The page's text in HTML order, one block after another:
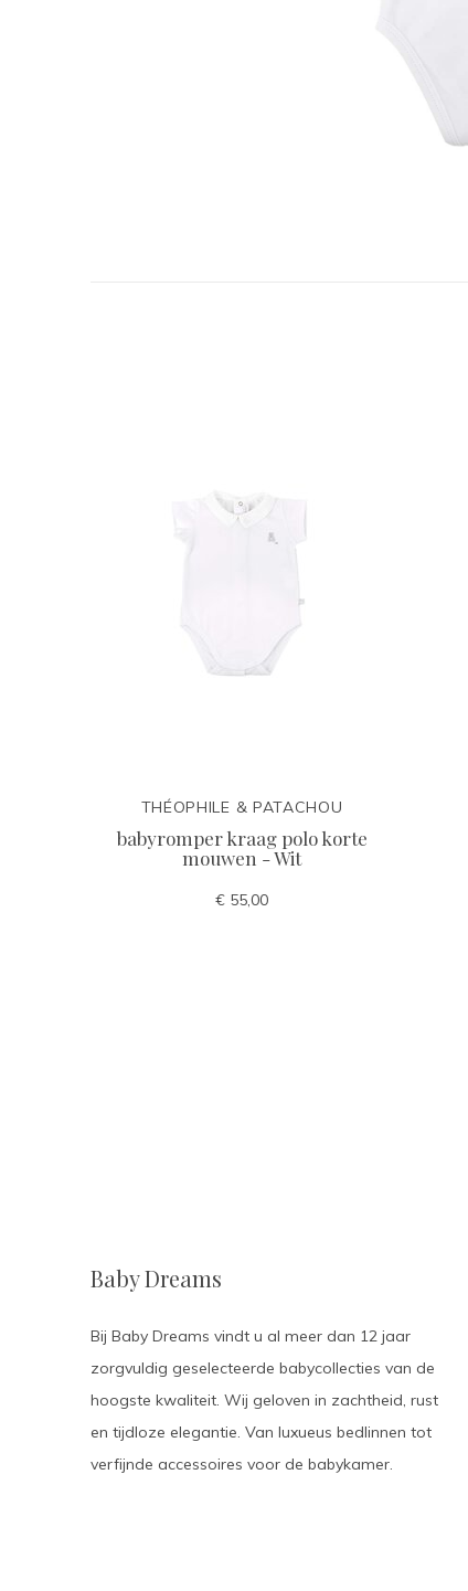
THÉOPHILE & PATACHOU
babyromper kraag polo korte
mouwen - Wit
€ 55,00
Baby Dreams
Bij Baby Dreams vindt u al meer dan 12 jaar
zorgvuldig geselecteerde babycollecties van de
hoogste kwaliteit. Wij geloven in zachtheid, rust
en tijdloze elegantie. Van luxueus bedlinnen tot
verfijnde accessoires voor de babykamer.